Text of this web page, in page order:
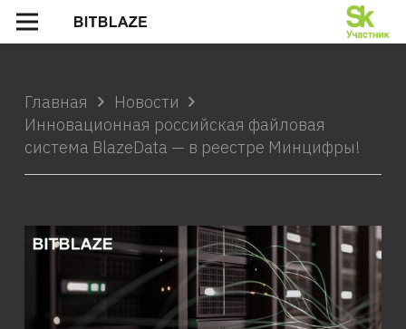
Главная
Новости
Инновационная российская файловая
система BlazeData — в реестре Минцифры!